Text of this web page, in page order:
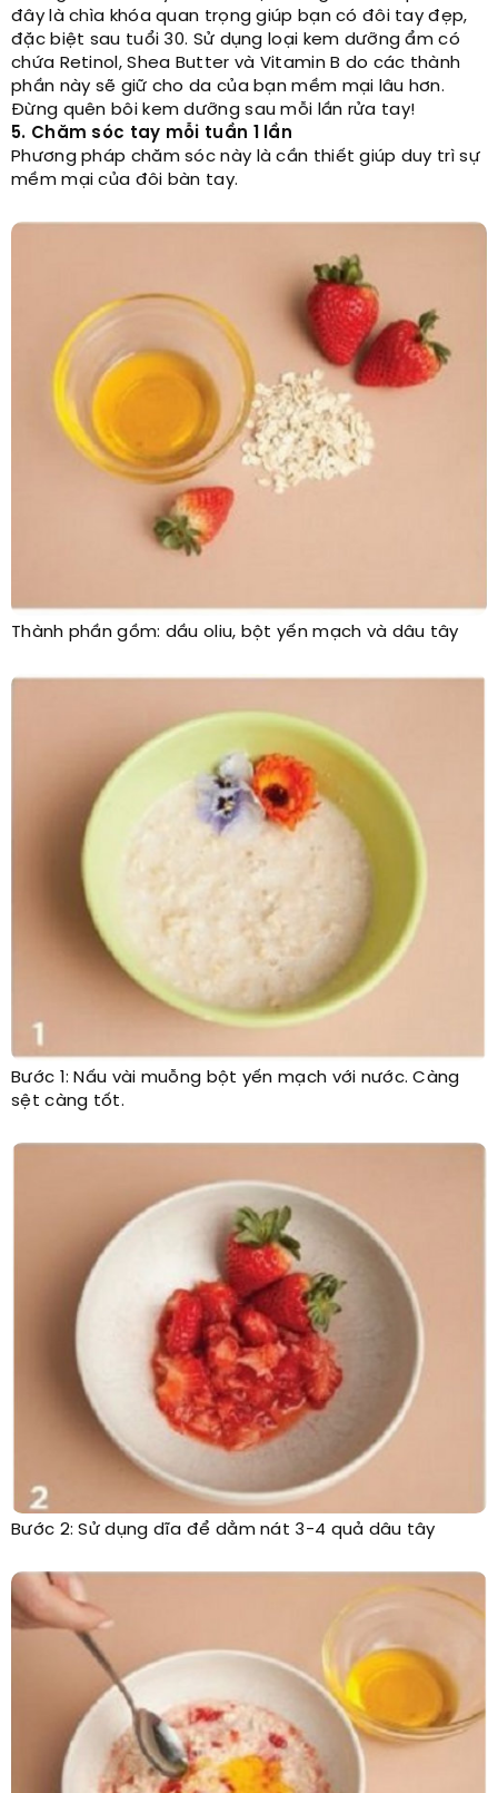
đây là chìa khóa quan trọng giúp bạn có đôi tay đẹp,
đặc biệt sau tuổi 30. Sử dụng loại kem dưỡng ẩm có
chứa Retinol, Shea Butter và Vitamin B do các thành
phần này sẽ giữ cho da của bạn mềm mại lâu hơn.
Đừng quên bôi kem dưỡng sau mỗi lần rửa tay!
5. Chăm sóc tay mỗi tuần 1 lần
Phương pháp chăm sóc này là cần thiết giúp duy trì sự
mềm mại của đôi bàn tay.
Thành phần gồm: dầu oliu, bột yến mạch và dâu tây
Bước 1: Nấu vài muỗng bột yến mạch với nước. Càng
sệt càng tốt.
Bước 2: Sử dụng dĩa để dằm nát 3-4 quả dâu tây